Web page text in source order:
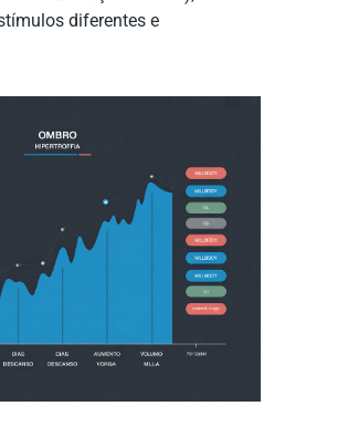
diferentes e